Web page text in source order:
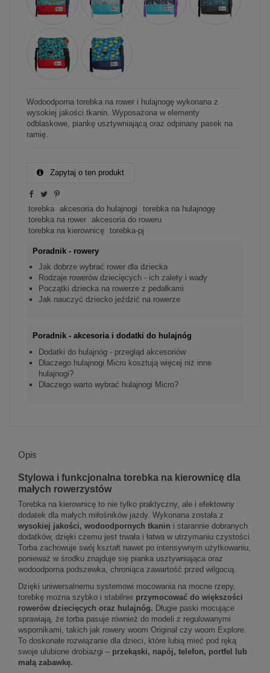
Wodoodporna torebka na rower i hulajnogę wykonana z
wysokiej jakości tkanin. Wyposażona w elementy
odblaskowe, piankę usztywniającą oraz odpinany pasek na
ramię.
Zapytaj o ten produkt
torebka akcesoria do hulajnogi
torebka na hulajnogę
torebka na rower
akcesoria do roweru
torebka na kierownicę
torebka-pj
Poradnik - rowery
Jak dobrze wybrać rower dla dziecka
Rodzaje rowerów dziecięcych - ich zalety i wady
Początki dziecka na rowerze z pedałkami
Jak nauczyć dziecko jeździć na rowerze
Poradnik - akcesoria i dodatki do hulajnóg
Dodatki do hulajnóg - przegląd akcesoriów
Dlaczego hulajnogi Micro kosztują więcej niż inne
hulajnogi?
Dlaczego warto wybrać hulajnogi Micro?
Opis
Stylowa i funkcjonalna torebka na kierownicę dla
małych rowerzystów
Torebka na kierownicę to nie tylko praktyczny, ale i efektowny
dodatek dla małych miłośników jazdy. Wykonana została z
wysokiej jakości, wodoodpornych tkanin i starannie dobranych
dodatków, dzięki czemu jest trwała i łatwa w utrzymaniu czystości.
Torba zachowuje swój kształt nawet po intensywnym użytkowaniu,
ponieważ w środku znajduje się pianka usztywniająca oraz
wodoodporna podszewka, chroniąca zawartość przed wilgocią.
Dzięki uniwersalnemu systemowi mocowania na mocne rzepy,
torebkę można szybko i stabilnie przymocować do większości
rowerów dziecięcych oraz hulajnóg. Długie paski mocujące
sprawiają, że torba pasuje również do modeli z regulowanymi
wspornikami, takich jak rowery woom Original czy woom Explore.
To doskonałe rozwiązanie dla dzieci, które lubią mieć pod ręką
swoje ulubione drobiazgi – przekąski, napój, telefon, portfel lub
małą zabawkę.